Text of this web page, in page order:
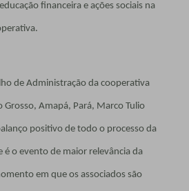
financeira e ações sociais na
de Administração da cooperativa
Grosso, Amapá, Pará, Marco Tulio
positivo de todo o processo da
é o evento de maior relevância da
em que os associados são